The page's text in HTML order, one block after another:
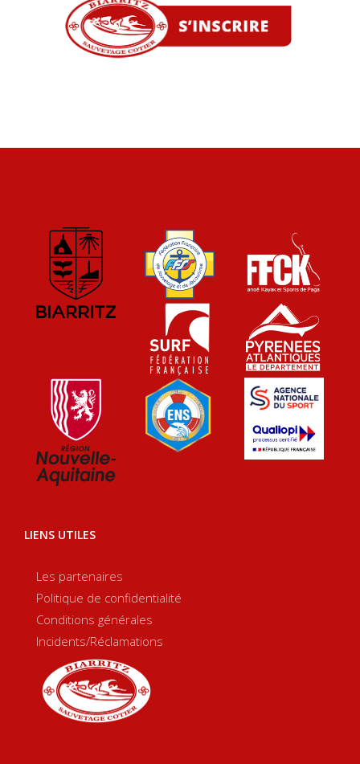
LIENS UTILES
Les partenaires
Politique de confidentialité
Conditions générales
Incidents/Réclamations